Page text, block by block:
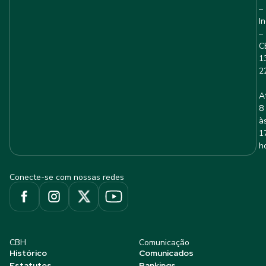
–
–
8
Conecte-se com nossas redes
CBH
Histórico
Comunicação
Comunicados